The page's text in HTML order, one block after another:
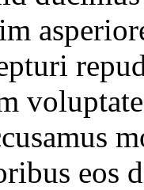
eos